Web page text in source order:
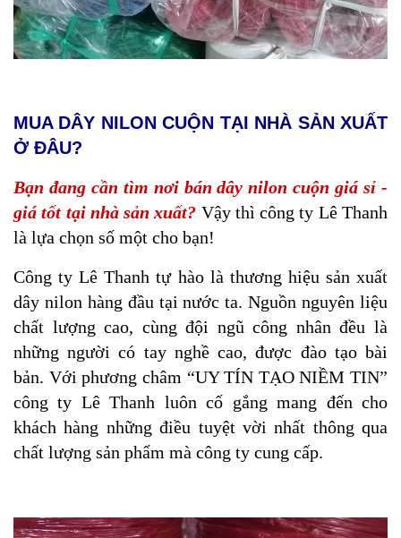
MUA DÂY NILON CUỘN TẠI NHÀ SẢN XUẤT
Ở ĐÂU?
Bạn đang cần tìm nơi bán dây nilon cuộn giá sỉ -
giá tốt tại nhà sản xuất? Vậy thì công ty Lê Thanh
là lựa chọn số một cho bạn!
Công ty Lê Thanh tự hào là thương hiệu sản xuất
dây nilon hàng đầu tại nước ta. Nguồn nguyên liệu
chất lượng cao, cùng đội ngũ công nhân đều là
những người có tay nghề cao, được đào tạo bài
bản. Với phương châm “UY TÍN TẠO NIỀM TIN”
công ty Lê Thanh luôn cố gắng mang đến cho
khách hàng những điều tuyệt vời nhất thông qua
chất lượng sản phẩm mà công ty cung cấp.